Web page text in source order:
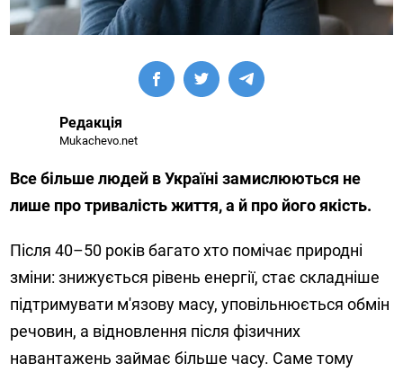
Редакція
Mukachevo.net
Все більше людей в Україні замислюються не
лише про тривалість життя, а й про його якість.
Після 40–50 років багато хто помічає природні
зміни: знижується рівень енергії, стає складніше
підтримувати м'язову масу, уповільнюється обмін
речовин, а відновлення після фізичних
навантажень займає більше часу. Саме тому